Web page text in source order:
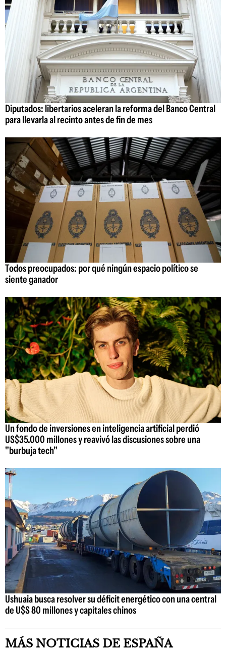
Diputados: libertarios aceleran la reforma del Banco Central
para llevarla al recinto antes de fin de mes
Todos preocupados: por qué ningún espacio político se
siente ganador
Un fondo de inversiones en inteligencia artificial perdió
US$35.000 millones y reavivó las discusiones sobre una
"burbuja tech"
Ushuaia busca resolver su déficit energético con una central
de U$S 80 millones y capitales chinos
MÁS NOTICIAS DE ESPAÑA